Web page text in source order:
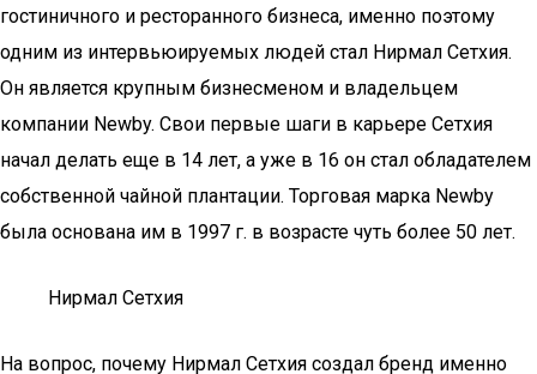
гостиничного и ресторанного бизнеса, именно поэтому
одним из интервьюируемых людей стал Нирмал Сетхия.
Он является крупным бизнесменом и владельцем
компании Newby. Свои первые шаги в карьере Сетхия
начал делать еще в 14 лет, а уже в 16 он стал обладателем
собственной чайной плантации. Торговая марка Newby
была основана им в 1997 г. в возрасте чуть более 50 лет.
Нирмал Сетхия
На вопрос, почему Нирмал Сетхия создал бренд именно